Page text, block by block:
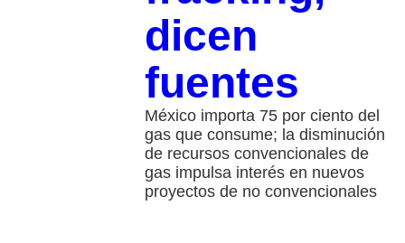
dicen
fuentes
México importa 75 por ciento del
gas que consume; la disminución
de recursos convencionales de
gas impulsa interés en nuevos
proyectos de no convencionales